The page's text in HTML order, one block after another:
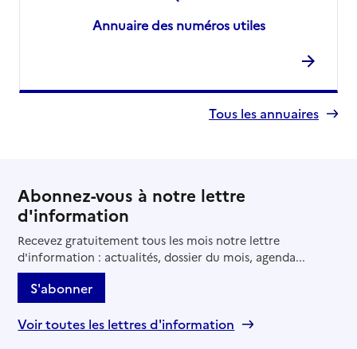
Annuaire des numéros utiles
Tous les annuaires
Abonnez-vous à notre lettre
d'information
Recevez gratuitement tous les mois notre lettre
d'information : actualités, dossier du mois, agenda...
S'abonner
Voir toutes les lettres d'information